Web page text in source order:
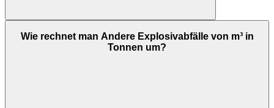
Wie rechnet man Andere Explosivabfälle von m³ in
Tonnen um?